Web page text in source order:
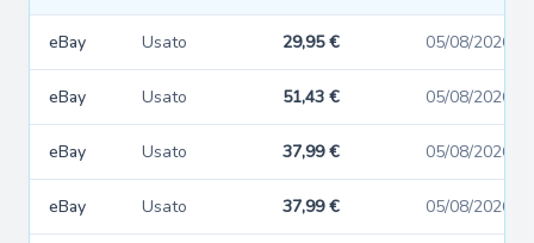
eBay Usato 29,95 € 05/08/2026
eBay Usato 51,43 € 05/08/2026
eBay Usato 37,99 € 05/08/2026
eBay Usato 37,99 € 05/08/2026